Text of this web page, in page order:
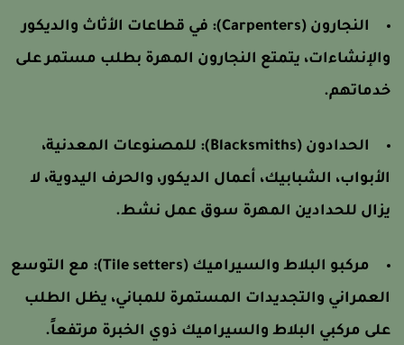
النجارون (Carpenters):
في قطاعات الأثاث والديكور
يتمتع النجارون المهرة بطلب مستمر على
الحدادون (Blacksmiths):
للمصنوعات المعدنية،
الشبابيك، أعمال الديكور، والحرف اليدوية، لا
للحدادين المهرة سوق عمل نشط.
مركبو البلاط والسيراميك (Tile setters):
مع التوسع
والتجديدات المستمرة للمباني، يظل الطلب
مركبي البلاط والسيراميك ذوي الخبرة مرتفعاً.